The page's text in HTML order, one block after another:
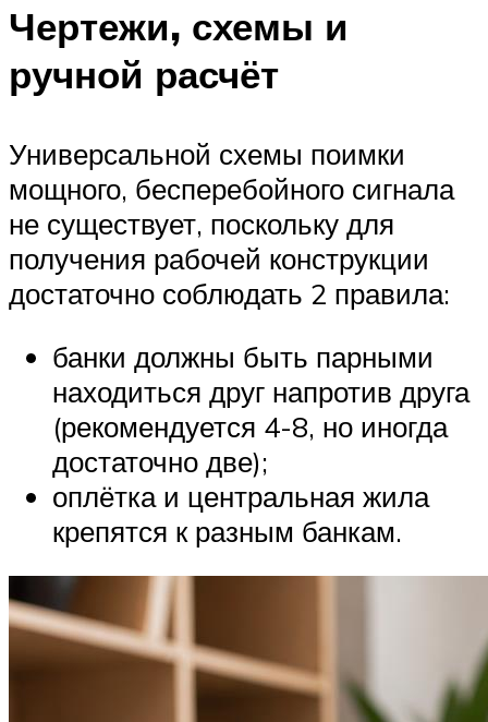
Чертежи, схемы и
ручной расчёт
Универсальной схемы поимки
мощного, бесперебойного сигнала
не существует, поскольку для
получения рабочей конструкции
достаточно соблюдать 2 правила:
банки должны быть парными
находиться друг напротив друга
(рекомендуется 4-8, но иногда
достаточно две);
оплётка и центральная жила
крепятся к разным банкам.